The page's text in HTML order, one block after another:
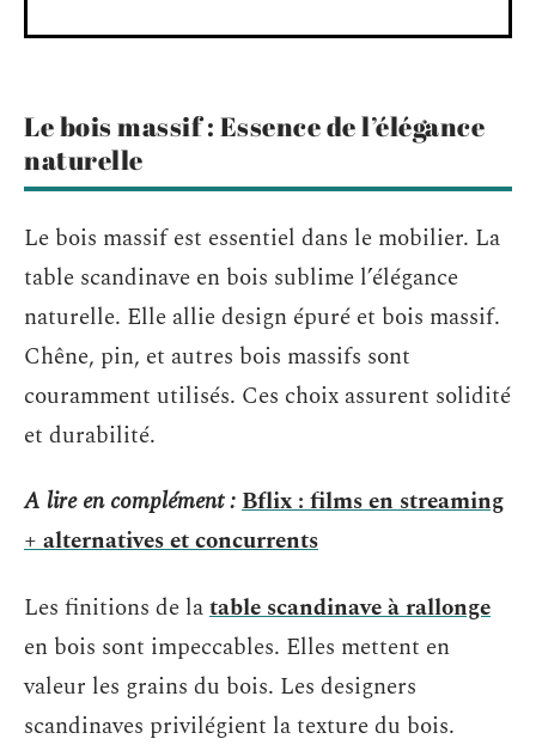
Le bois massif : Essence de l’élégance
naturelle
Le bois massif est essentiel dans le mobilier. La
table scandinave en bois sublime l’élégance
naturelle. Elle allie design épuré et bois massif.
Chêne, pin, et autres bois massifs sont
couramment utilisés. Ces choix assurent solidité
et durabilité.
A lire en complément :Bflix : films en streaming
+ alternatives et concurrents
Les finitions de latable scandinave à rallonge
en bois sont impeccables. Elles mettent en
valeur les grains du bois. Les designers
scandinaves privilégient la texture du bois.